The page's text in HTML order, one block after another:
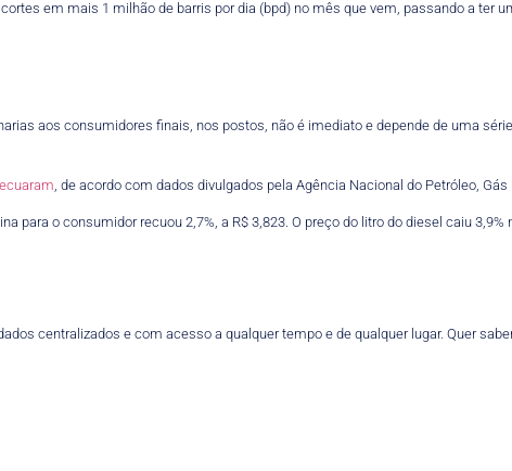
em mais 1 milhão de barris por dia (bpd) no mês que vem, passando a ter
aos consumidores finais, nos postos, não é imediato e depende de uma
, de acordo com dados divulgados pela Agência Nacional do Petróleo,
para o consumidor recuou 2,7%, a R$ 3,823. O preço do litro do diesel caiu 3,9%
centralizados e com acesso a qualquer tempo e de qualquer lugar. Quer